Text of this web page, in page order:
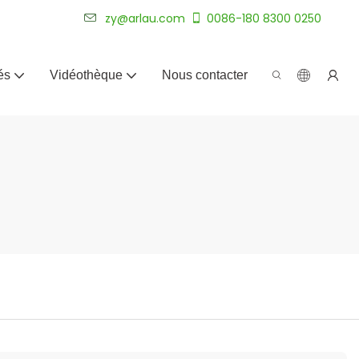
zy@arlau.com 0086-180 8300 0250
Vidéothèque Nous contacter